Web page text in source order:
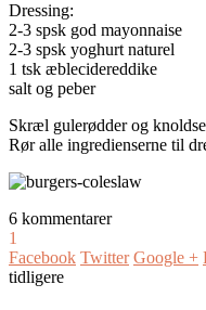
Dressing:
2-3 spsk god mayonnaise
2-3 spsk yoghurt naturel
1 tsk æblecidereddike
salt og peber
Skræl gulerødder og
Rør alle ingredienserne til
6 kommentarer
1
Facebook Twitter Google +
tidligere